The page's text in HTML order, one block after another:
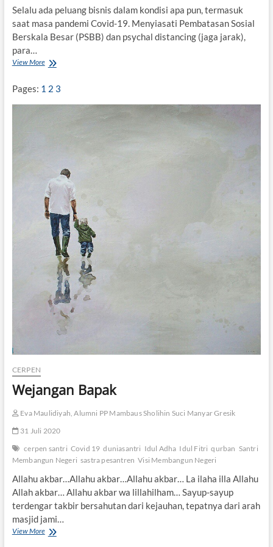
Selalu ada peluang bisnis dalam kondisi apa pun, termasuk
saat masa pandemi Covid-19. Menyiasati Pembatasan Sosial
Berskala Besar (PSBB) dan psychal distancing (jaga jarak),
para…
View MoreP
d
e
r
i
M
B
u
k
s
e
i
s
i
Pages: 1 2 3
CERPEN
Wejangan Bapak
Eva Maulidiyah, Alumni PP Mambaus Sholihin Suci Manyar Gresik
31 Juli 2020
cerpen santri Covid 19 duniasantri Idul Adha Idul Fitri qurban Santri
Membangun Negeri sastra pesantren Visi Membangun Negeri
Allahu akbar…Allahu akbar…Allahu akbar… La ilaha illa Allahu
Allah akbar… Allahu akbar wa lillahilham… Sayup-sayup
terdengar takbir bersahutan dari kejauhan, tepatnya dari arah
masjid jami…
View MoreW